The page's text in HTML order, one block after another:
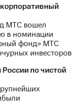
МТС вошел
в номинации
фонд» МТС
инвесторов
по чистой